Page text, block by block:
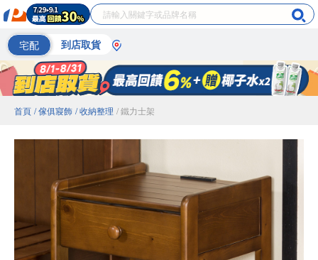
宅配 到店取貨
首頁 / 傢俱寢飾 / 收納整理 / 鐵力士架